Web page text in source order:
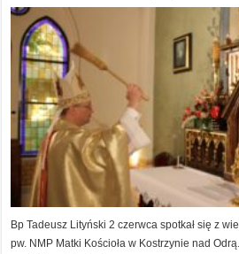
Bp Tadeusz Lityński 2 czerwca spotkał się z
pw. NMP Matki Kościoła w Kostrzynie nad